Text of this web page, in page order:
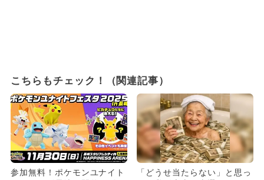
こちらもチェック！（関連記事）
参加無料！ポケモンユナイト
「どうせ当たらない」と思っ